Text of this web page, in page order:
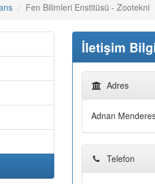
Fen Bilimleri Enstitüsü - Zootekni
İletişim
Adres
Adnan
Telefon